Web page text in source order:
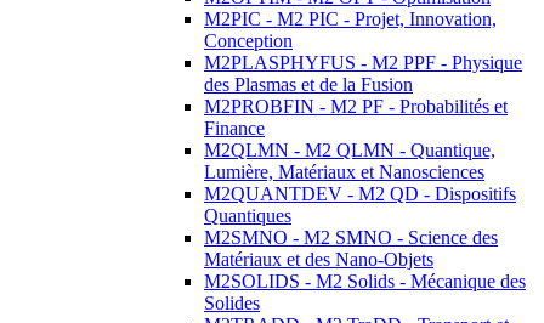
M2PIC - M2 PIC - Projet, Innovation,
Conception
M2PLASPHYFUS - M2 PPF - Physique
des Plasmas et de la Fusion
M2PROBFIN - M2 PF - Probabilités et
Finance
M2QLMN - M2 QLMN - Quantique,
Lumière, Matériaux et Nanosciences
M2QUANTDEV - M2 QD - Dispositifs
Quantiques
M2SMNO - M2 SMNO - Science des
Matériaux et des Nano-Objets
M2SOLIDS - M2 Solids - Mécanique des
Solides